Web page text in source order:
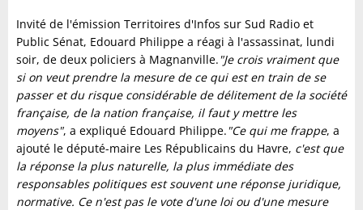
Invité de l'émission Territoires d'Infos sur Sud Radio et
Public Sénat, Edouard Philippe a réagi à l'assassinat, lundi
soir, de deux policiers à Magnanville."Je crois vraiment que
si on veut prendre la mesure de ce qui est en train de se
passer et du risque considérable de délitement de la société
française, de la nation française, il faut y mettre les
moyens", a expliqué Edouard Philippe."Ce qui me frappe, a
ajouté le député-maire Les Républicains du Havre, c'est que
la réponse la plus naturelle, la plus immédiate des
responsables politiques est souvent une réponse juridique,
normative. Ce n'est pas le vote d'une loi ou d'une mesure